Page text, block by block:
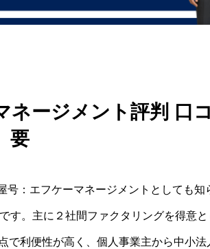
ネージメント評判 口
要
：エフケーマネージメントとしても知
す。主に２社間ファクタリングを得意
利便性が高く、個人事業主から中小法